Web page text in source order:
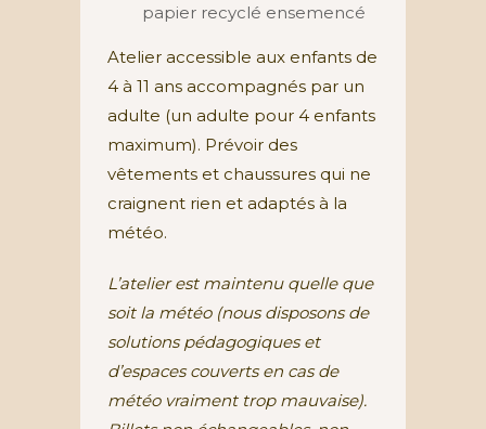
papier recyclé ensemencé
Atelier accessible aux enfants de
4 à 11 ans accompagnés par un
adulte (un adulte pour 4 enfants
maximum). Prévoir des
vêtements et chaussures qui ne
craignent rien et adaptés à la
météo.
L’atelier est maintenu quelle que
soit la météo (nous disposons de
solutions pédagogiques et
d’espaces couverts en cas de
météo vraiment trop mauvaise).